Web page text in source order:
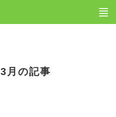
menu
月の記事